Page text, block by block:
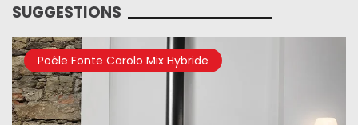
SUGGESTIONS
Poêle Fonte Carolo Mix Hybride